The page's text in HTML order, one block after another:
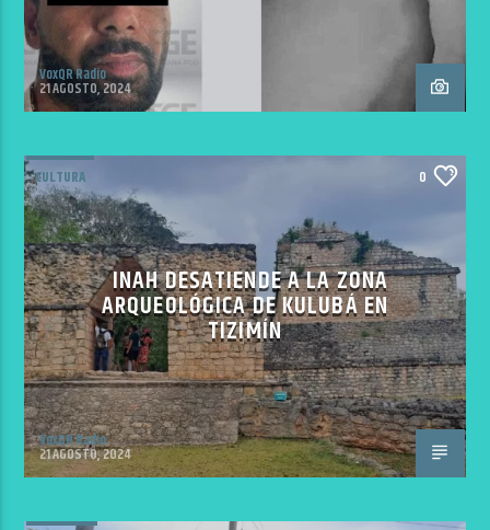
VoxQR Radio
21 AGOSTO, 2024
CULTURA 0
INAH DESATIENDE A LA ZONA
ARQUEOLÓGICA DE KULUBÁ EN
TIZIMÍN
VoxQR Radio
21 AGOSTO, 2024